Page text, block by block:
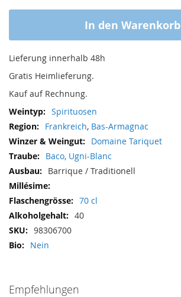
In den Warenkorb
Lieferung innerhalb 48h
Gratis Heimlieferung.
Kauf auf Rechnung.
Mehr
Informationen
Spirituosen
Frankreich, Bas-Armagnac
Domaine Tariquet
Baco, Ugni-Blanc
Barrique / Traditionell
70 cl
40
98306700
Nein
Empfehlungen